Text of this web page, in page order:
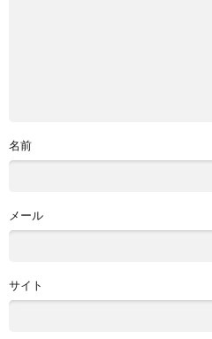
名前
メール
サイト